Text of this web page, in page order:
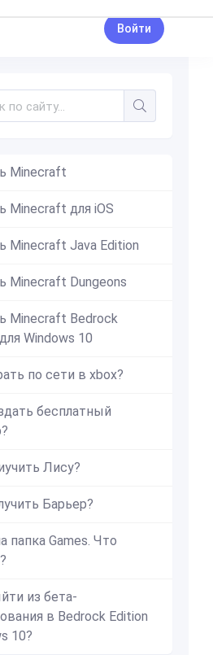
Войти
Minecraft
Minecraft для iOS
Minecraft Java Edition
Minecraft Dungeons
Minecraft Bedrock
Windows 10
по сети в xbox?
бесплатный
Лису?
Барьер?
папка Games. Что
из бета-
в Bedrock Edition
10?